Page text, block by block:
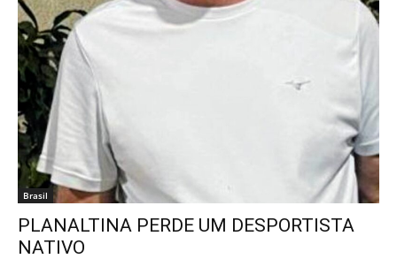
Brasil
PLANALTINA PERDE UM DESPORTISTA
NATIVO